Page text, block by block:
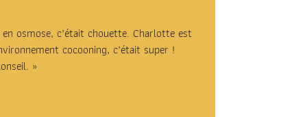
osmose, c’était chouette. Charlotte est
cocooning, c’était super !
»